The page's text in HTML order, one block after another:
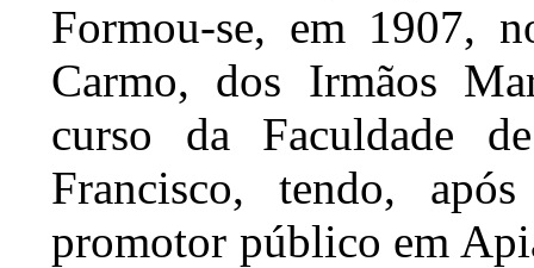
Formou-se, em 1907,
Carmo, dos Irmãos
curso da Faculdade
Francisco, tendo,
promotor público em